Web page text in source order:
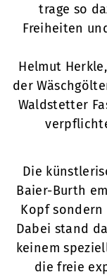
trage so
Freiheiten
Helmut
der
Waldstetter
Die
Baier-Burth
Kopf sondern
Dabei stand
keinem
die freie